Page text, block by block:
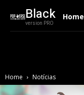
Black
version PRO
Home
Home Notícias